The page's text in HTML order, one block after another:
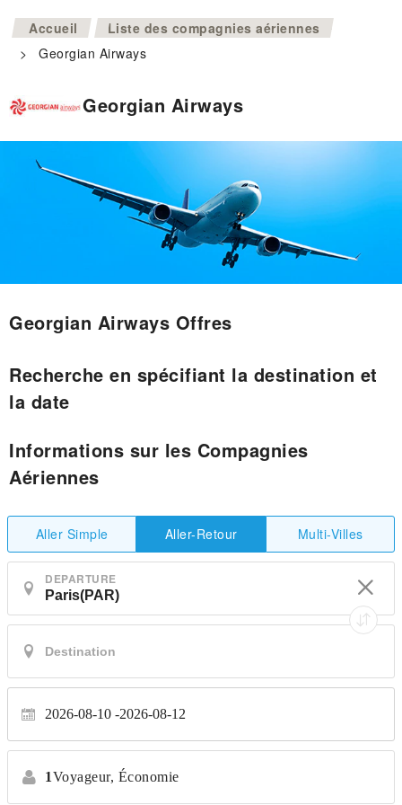
Accueil >
Liste des compagnies aériennes
>
Georgian Airways
Georgian Airways
Georgian Airways Offres
Recherche en spécifiant la destination et
la date
Informations sur les Compagnies
Aériennes
Aller Simple Aller-Retour Multi-Villes
DEPARTURE
2026-08-10 2026-08-12
1Voyageur, Économie